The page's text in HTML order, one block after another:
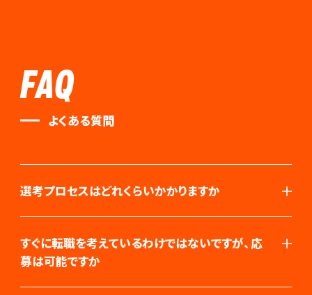
FAQ
よくある質問
選考プロセスはどれくらいかかりますか
すぐに転職を考えているわけではないですが、応
募は可能ですか